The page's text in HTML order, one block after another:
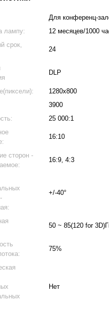
Для конференц-
лампу:
12 месяцев/1000
срок,
24
DLP
1280х800
3900
25 000:1
16:10
сторон -
16:9, 4:3
+/-40°
50 ~ 85(120 for
75%
Нет